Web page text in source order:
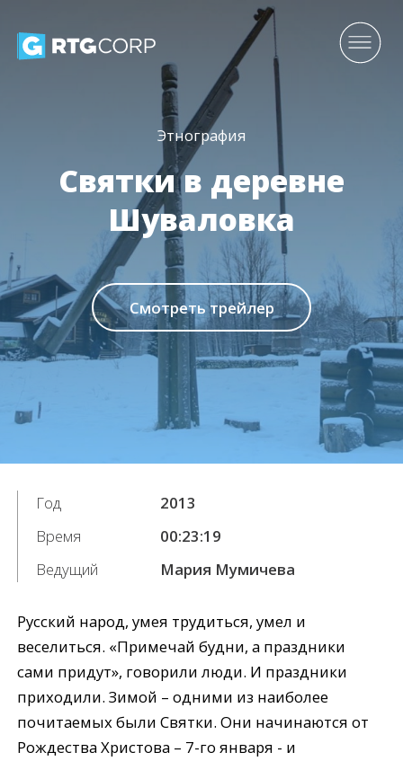
Этнография
Святки в деревне
Шуваловка
Смотреть трейлер
Год
2013
Время
00:23:19
Ведущий
Мария Мумичева
Русский народ, умея трудиться, умел и
веселиться. «Примечай будни, а праздники
сами придут», говорили люди. И праздники
приходили. Зимой – одними из наиболее
почитаемых были Святки. Они начинаются от
Рождества Христова – 7-го января - и